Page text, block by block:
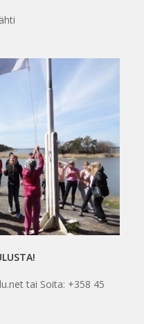
tai Soita: +358 45